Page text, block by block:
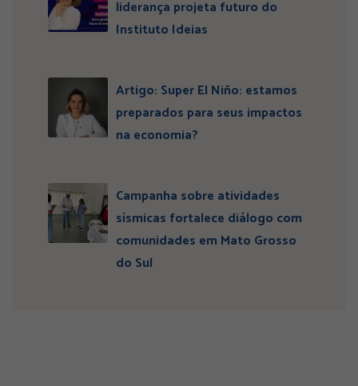
liderança projeta futuro do
Instituto Ideias
Artigo: Super El Niño: estamos
preparados para seus impactos
na economia?
Campanha sobre atividades
sísmicas fortalece diálogo com
comunidades em Mato Grosso
do Sul